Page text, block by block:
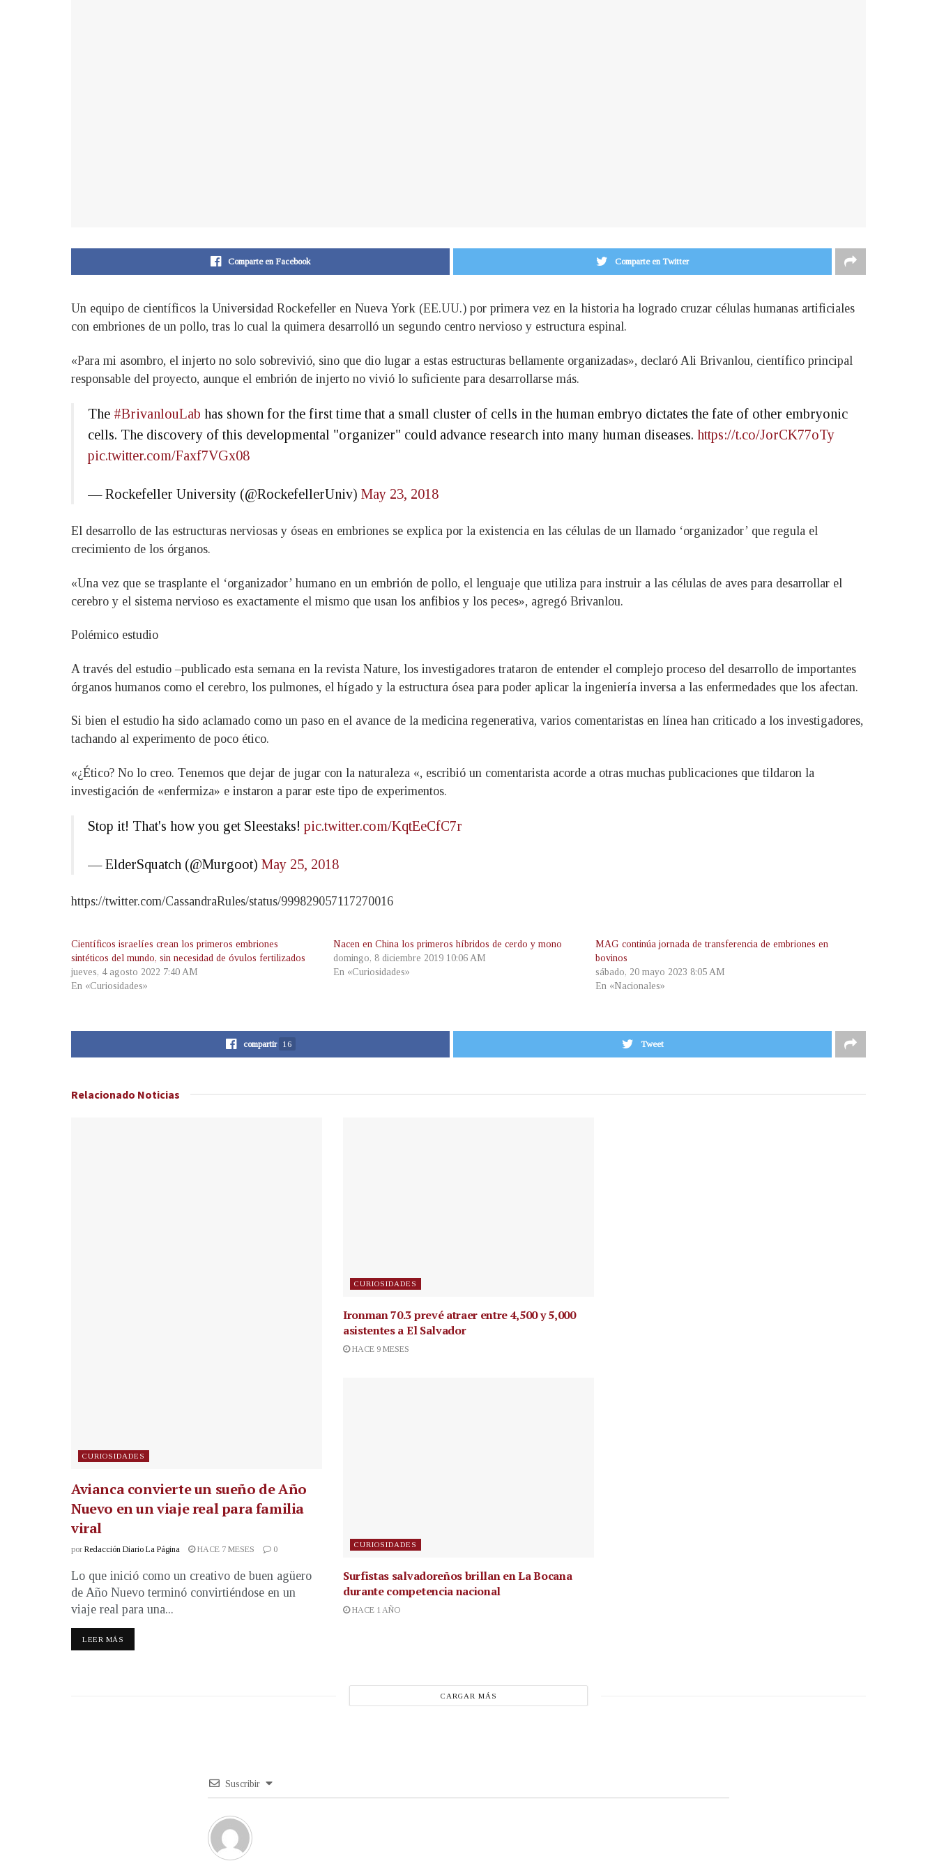
Comparte en Facebook Comparte en Twitter
Un equipo de científicos la Universidad Rockefeller en Nueva York (EE.UU.) por primera vez en la historia ha logrado cruzar células humanas artificiales
con embriones de un pollo, tras lo cual la quimera desarrolló un segundo centro nervioso y estructura espinal.
«Para mi asombro, el injerto no solo sobrevivió, sino que dio lugar a estas estructuras bellamente organizadas», declaró Ali Brivanlou, científico principal
responsable del proyecto, aunque el embrión de injerto no vivió lo suficiente para desarrollarse más.
The #BrivanlouLab has shown for the first time that a small cluster of cells in the human embryo dictates the fate of other embryonic
cells. The discovery of this developmental "organizer" could advance research into many human diseases. https://t.co/JorCK77oTy
pic.twitter.com/Faxf7VGx08
— Rockefeller University (@RockefellerUniv) May 23, 2018
El desarrollo de las estructuras nerviosas y óseas en embriones se explica por la existencia en las células de un llamado ‘organizador’ que regula el
crecimiento de los órganos.
«Una vez que se trasplante el ‘organizador’ humano en un embrión de pollo, el lenguaje que utiliza para instruir a las células de aves para desarrollar el
cerebro y el sistema nervioso es exactamente el mismo que usan los anfibios y los peces», agregó Brivanlou.
Polémico estudio
A través del estudio –publicado esta semana en la revista Nature, los investigadores trataron de entender el complejo proceso del desarrollo de importantes
órganos humanos como el cerebro, los pulmones, el hígado y la estructura ósea para poder aplicar la ingeniería inversa a las enfermedades que los afectan.
Si bien el estudio ha sido aclamado como un paso en el avance de la medicina regenerativa, varios comentaristas en línea han criticado a los investigadores,
tachando al experimento de poco ético.
«¿Ético? No lo creo. Tenemos que dejar de jugar con la naturaleza «, escribió un comentarista acorde a otras muchas publicaciones que tildaron la
investigación de «enfermiza» e instaron a parar este tipo de experimentos.
Stop it! That's how you get Sleestaks! pic.twitter.com/KqtEeCfC7r
— ElderSquatch (@Murgoot) May 25, 2018
https://twitter.com/CassandraRules/status/999829057117270016
Científicos israelíes crean los primeros embriones
sintéticos del mundo, sin necesidad de óvulos fertilizados
jueves, 4 agosto 2022 7:40 AM
En «Curiosidades»
Nacen en China los primeros híbridos de cerdo y mono
domingo, 8 diciembre 2019 10:06 AM
En «Curiosidades»
MAG continúa jornada de transferencia de embriones en
bovinos
sábado, 20 mayo 2023 8:05 AM
En «Nacionales»
compartir 16 Tweet
Relacionado Noticias
CURIOSIDADES
Avianca convierte un sueño de Año
Nuevo en un viaje real para familia
viral
por Redacción Diario La Página HACE 7 MESES 0
Lo que inició como un creativo de buen agüero
de Año Nuevo terminó convirtiéndose en un
viaje real para una...
LEER MÁS
CURIOSIDADES
Ironman 70.3 prevé atraer entre 4,500 y 5,000
asistentes a El Salvador
HACE 9 MESES
CURIOSIDADES
Surfistas salvadoreños brillan en La Bocana
durante competencia nacional
HACE 1 AÑO
CARGAR MÁS
Suscribir